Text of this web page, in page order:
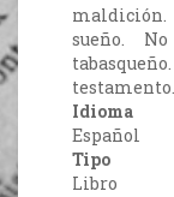
sueño.
Idioma
Español
Tipo
Libro